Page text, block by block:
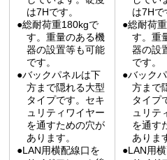
は7Hです。
●総耐荷重180kgで
す。重量のある機
器の設置等も可能
です。
●バックパネルは下
方まで隠れる大型
タイプです。セキ
ュリティワイヤー
を通すための穴が
あります。
●LAN用横配線口を
は7Hで
●総耐荷
す。重
器の設
です。
●バック
方まで
タイプ
ュリテ
を通す
ありま
●LAN用